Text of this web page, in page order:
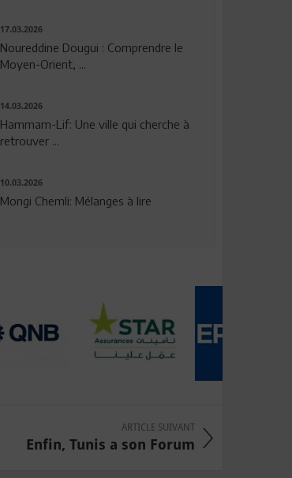
17.03.2026
Noureddine Dougui : Comprendre le
Moyen-Orient, ...
14.03.2026
Hammam-Lif: Une ville qui cherche à
retrouver ...
10.03.2026
Mongi Chemli: Mélanges à lire
ARTICLE SUIVANT
Enfin, Tunis a son Forum